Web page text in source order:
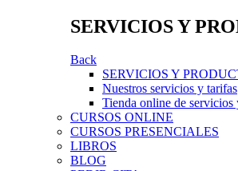
SERVICIOS Y
Back
SERVICIOS Y
Nuestros servicios y tarifas
Tienda online de servicios
CURSOS ONLINE
CURSOS PRESENCIALES
LIBROS
BLOG